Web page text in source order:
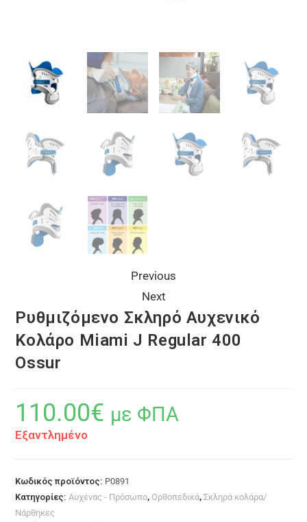
Previous
Next
Ρυθμιζόμενο Σκληρό Αυχενικό
Κολάρο Miami J Regular 400
Ossur
110.00€ με ΦΠΑ
Εξαντλημένο
Κωδικός προϊόντος: P0891
Κατηγορίες:Αυχένας - Πρόσωπο, Ορθοπεδικά,Σκληρά κολάρα/
Νάρθηκες